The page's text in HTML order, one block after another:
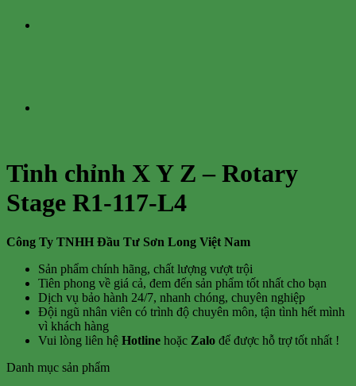
Tinh chỉnh X Y Z – Rotary
Stage R1-117-L4
Công Ty TNHH Đầu Tư Sơn Long Việt Nam
Sản phẩm chính hãng, chất lượng vượt trội
Tiên phong về giá cả, đem đến sản phẩm tốt nhất cho bạn
Dịch vụ bảo hành 24/7, nhanh chóng, chuyên nghiệp
Đội ngũ nhân viên có trình độ chuyên môn, tận tình hết mình
vì khách hàng
Vui lòng liên hệ Hotline hoặc Zalo để được hỗ trợ tốt nhất !
Danh mục sản phẩm